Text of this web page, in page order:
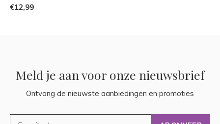
€12,99
Meld je aan voor onze nieuwsbrief
Ontvang de nieuwste aanbiedingen en promoties